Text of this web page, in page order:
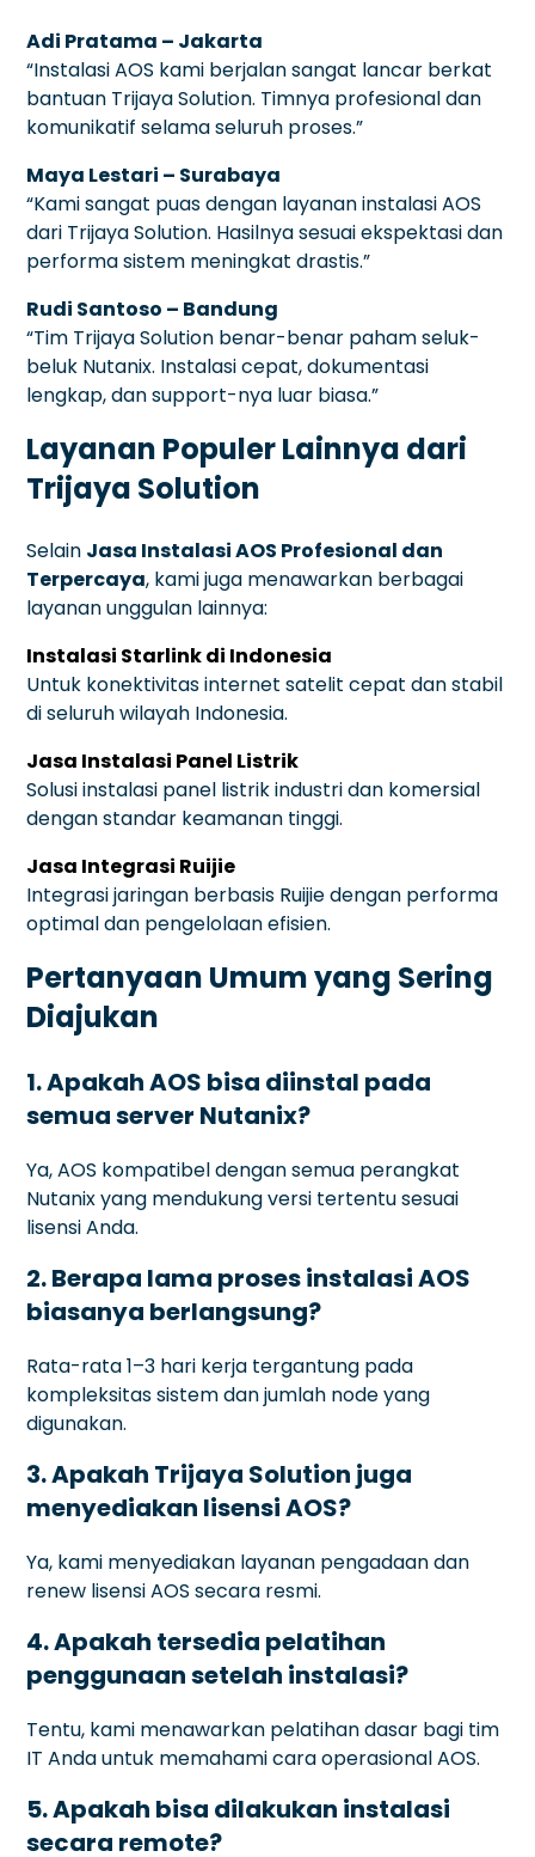
Adi Pratama – Jakarta
“Instalasi AOS kami berjalan sangat lancar berkat
bantuan Trijaya Solution. Timnya profesional dan
komunikatif selama seluruh proses.”
Maya Lestari – Surabaya
“Kami sangat puas dengan layanan instalasi AOS
dari Trijaya Solution. Hasilnya sesuai ekspektasi dan
performa sistem meningkat drastis.”
Rudi Santoso – Bandung
“Tim Trijaya Solution benar-benar paham seluk-
beluk Nutanix. Instalasi cepat, dokumentasi
lengkap, dan support-nya luar biasa.”
Layanan Populer Lainnya dari
Trijaya Solution
Selain Jasa Instalasi AOS Profesional dan
Terpercaya, kami juga menawarkan berbagai
layanan unggulan lainnya:
Instalasi Starlink di Indonesia
Untuk konektivitas internet satelit cepat dan stabil
di seluruh wilayah Indonesia.
Jasa Instalasi Panel Listrik
Solusi instalasi panel listrik industri dan komersial
dengan standar keamanan tinggi.
Jasa Integrasi Ruijie
Integrasi jaringan berbasis Ruijie dengan performa
optimal dan pengelolaan efisien.
Pertanyaan Umum yang Sering
Diajukan
1. Apakah AOS bisa diinstal pada
semua server Nutanix?
Ya, AOS kompatibel dengan semua perangkat
Nutanix yang mendukung versi tertentu sesuai
lisensi Anda.
2. Berapa lama proses instalasi AOS
biasanya berlangsung?
Rata-rata 1–3 hari kerja tergantung pada
kompleksitas sistem dan jumlah node yang
digunakan.
3. Apakah Trijaya Solution juga
menyediakan lisensi AOS?
Ya, kami menyediakan layanan pengadaan dan
renew lisensi AOS secara resmi.
4. Apakah tersedia pelatihan
penggunaan setelah instalasi?
Tentu, kami menawarkan pelatihan dasar bagi tim
IT Anda untuk memahami cara operasional AOS.
5. Apakah bisa dilakukan instalasi
secara remote?